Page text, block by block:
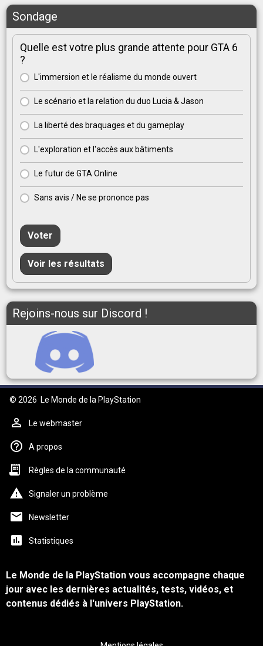
Sondage
Quelle est votre plus grande attente pour GTA 6
?
L'immersion et le réalisme du monde ouvert
Le scénario et la relation du duo Lucia & Jason
La liberté des braquages et du gameplay
L'exploration et l'accès aux bâtiments
Le futur de GTA Online
Sans avis / Ne se prononce pas
Voter
Voir les résultats
Rejoins-nous sur Discord !
© 2026 Le Monde de la PlayStation
Le webmaster
A propos
Règles de la communauté
Signaler un problème
Newsletter
Statistiques
Le Monde de la PlayStation vous accompagne chaque
jour avec les dernières actualités, tests, vidéos, et
contenus dédiés à l'univers PlayStation.